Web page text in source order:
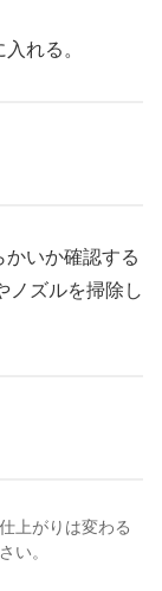
れる。
いか確認する
ノズルを掃除し
上がりは変わる
い。